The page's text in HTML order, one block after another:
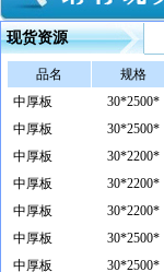
现货资源
品名 规格
中厚板
30*2500*
中厚板
30*2500*
中厚板
30*2200*
中厚板
30*2200*
中厚板
30*2200*
中厚板
30*2500*
中厚板
30*2500*